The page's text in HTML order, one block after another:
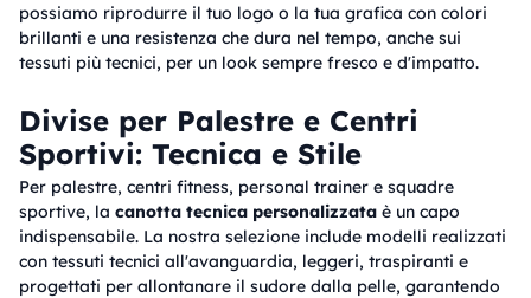
possiamo riprodurre il tuo logo o la tua grafica con colori
brillanti e una resistenza che dura nel tempo, anche sui
tessuti più tecnici, per un look sempre fresco e d'impatto.
Divise per Palestre e Centri
Sportivi: Tecnica e Stile
Per palestre, centri fitness, personal trainer e squadre
sportive, la canotta tecnica personalizzata è un capo
indispensabile. La nostra selezione include modelli realizzati
con tessuti tecnici all'avanguardia, leggeri, traspiranti e
progettati per allontanare il sudore dalla pelle, garantendo